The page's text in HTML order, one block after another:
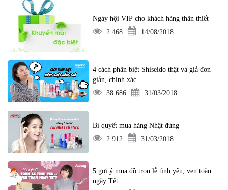
Ngày hội VIP cho khách hàng thân thiết
2.468
14/08/2018
4 cách phân biệt Shiseido thật và giả đơn
giản, chính xác
38.686
31/03/2018
Bí quyết mua hàng Nhật đúng
2.912
31/03/2018
5 gợi ý mua đồ trọn lễ tình yêu, vẹn toàn
ngày Tết